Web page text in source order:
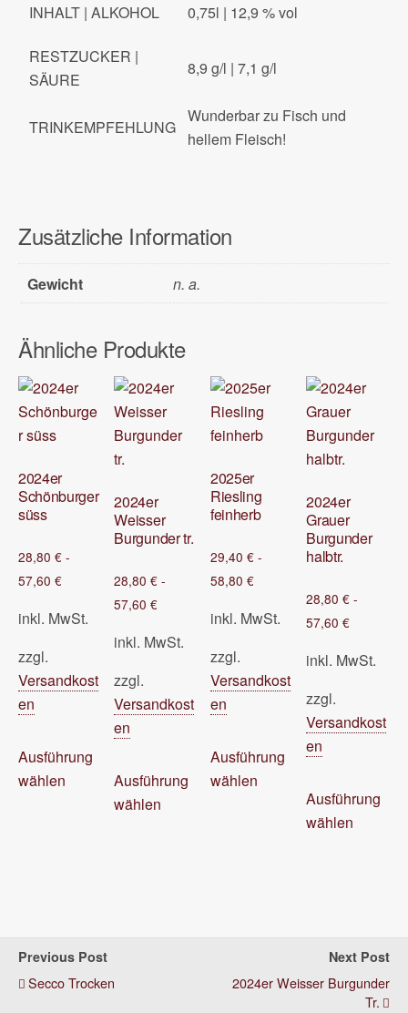
INHALT | ALKOHOL
0,75l | 12,9 % vol
RESTZUCKER |
SÄURE
8,9 g/l | 7,1 g/l
TRINKEMPFEHLUNG
Wunderbar zu Fisch und
hellem Fleisch!
Zusätzliche Information
Gewicht n. a.
Ähnliche Produkte
2024er
Schönburger
süss
28,80 € -
57,60 €
inkl. MwSt.
zzgl.
Versandkost
en
Ausführung
wählen
Dieses
weist
mehrere
auf
der
2024er
Weisser
Burgunder tr.
28,80€ -
57,60€
inkl. MwSt.
zzgl.
Versandkost
en
Ausführung
wählen
Dieses
Produkt
2025er
Riesling
feinherb
29,40 €-
58,80 €
inkl. MwSt.
zzgl.
Versandkost
en
Ausführung
wählen
Dieses
weist
mehrere
der
Produktseite
2024er
Grauer
Burgunder
halbtr.
28,80€ -
57,60€
inkl. MwSt.
zzgl.
Versandkost
en
Ausführung
wählen
auf
Previous Post
Secco Trocken
Next Post
2024er Weisser Burgunder
Tr.